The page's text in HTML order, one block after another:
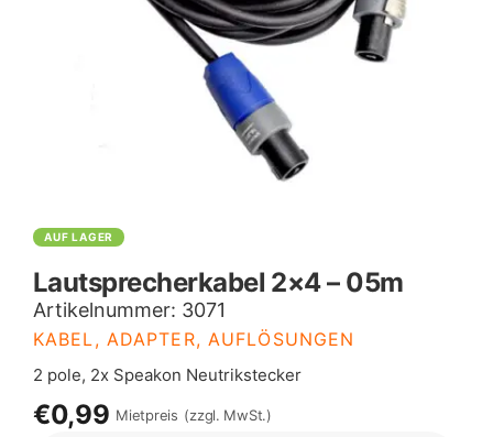
AUF LAGER
Lautsprecherkabel 2×4 – 05m
Artikelnummer: 3071
KABEL, ADAPTER, AUFLÖSUNGEN
2 pole, 2x Speakon Neutrikstecker
€0,99 Mietpreis (zzgl. MwSt.)